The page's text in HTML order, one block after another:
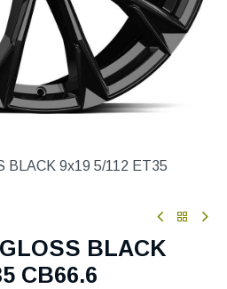
BLACK 9x19 5/112 ET35
BLACK
CB66.6